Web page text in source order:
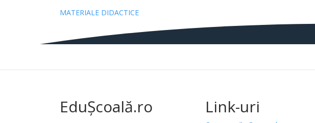
MATERIALE DIDACTICE
EduȘcoală.ro Link-uri